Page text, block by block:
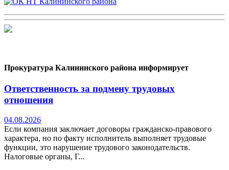
Прокуратура Калининского района информирует
Ответственность за подмену трудовых
отношения
04.08.2026
Если компания заключает договоры гражданско-правового
характера, но по факту исполнитель выполняет трудовые
функции, это нарушение трудового законодательств.
Налоговые органы, Г...